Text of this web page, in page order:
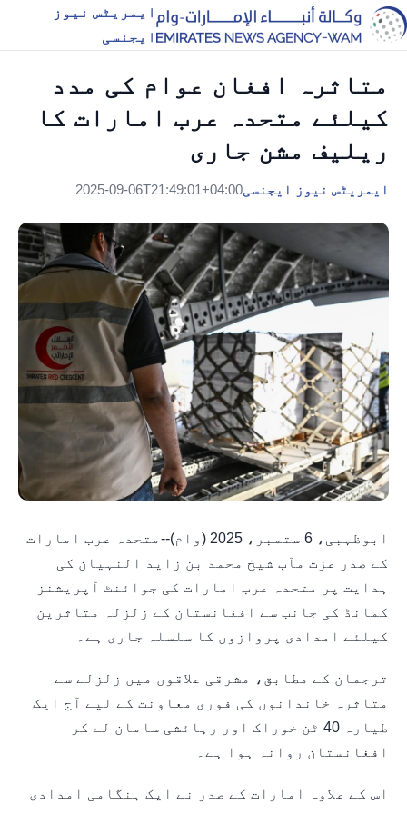
ایمریٹس نیوز
ایجنسی
متاثرہ افغان عوام کی مدد
کیلئے متحدہ عرب امارات کا
ریلیف مشن جاری
ایمریٹس نیوز ایجنسی2025-09-06T21:49:01+04:00
ابوظہبی، 6 ستمبر، 2025 (وام)--متحدہ عرب امارات
کے صدر عزت مآب شیخ محمد بن زاید النہیان کی
ہدایت پر متحدہ عرب امارات کی جوائنٹ آپریشنز
کمانڈ کی جانب سے افغانستان کے زلزلہ متاثرین
کیلئے امدادی پروازوں کا سلسلہ جاری ہے۔
ترجمان کے مطابق، مشرقی علاقوں میں زلزلے سے
متاثرہ خاندانوں کی فوری معاونت کے لیے آج ایک
طیارہ 40 ٹن خوراک اور رہائشی سامان لے کر
افغانستان روانہ ہوا ہے۔
اس کے علاوہ امارات کے صدر نے ایک ہنگامی امدادی